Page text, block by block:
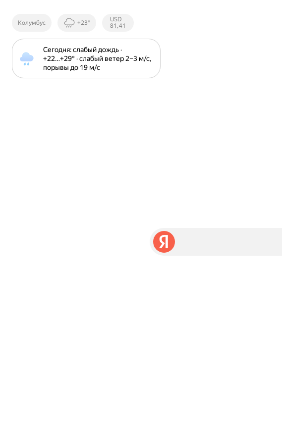
Колумбус +23°
Курсы ЦБ
РФ
USD
81,41
Сегодня: слабый дождь ·
+22⁠…⁠+29⁠° · слабый ветер 2⁠–⁠3 м⁠/⁠с,
порывы до 19 м⁠/⁠с